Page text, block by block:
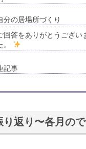
分の居場所づくり
回答をありがとうござい
。
記事
り返り〜各月の